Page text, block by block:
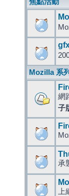
Mozilla 系
網
子
承